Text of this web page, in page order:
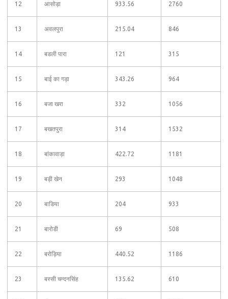
12 आसोड़ा 933.56 2760
13 अवलपुरा 215.04 846
14 बडली पारा 121 315
15 बाई का गड़ा 343.26 964
16 बजा खरा 332 1056
17 बखतपुरा 314 1532
18 बांकावाड़ा 422.72 1181
19 बड़ी खेन 293 1048
20 बाडिया 204 933
21 बारोडी 69 508
22 बरोड़िया 440.52 1186
23 बस्सी चन्दनसिंह 135.62 610